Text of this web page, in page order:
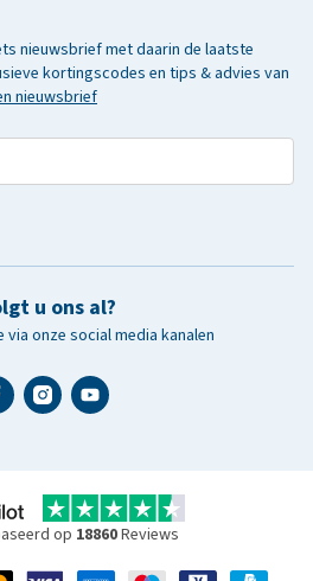
nieuwsbrief met daarin de laatste
kortingscodes en tips & advies van
nieuwsbrief
u ons al?
onze social media kanalen
op 18860Reviews